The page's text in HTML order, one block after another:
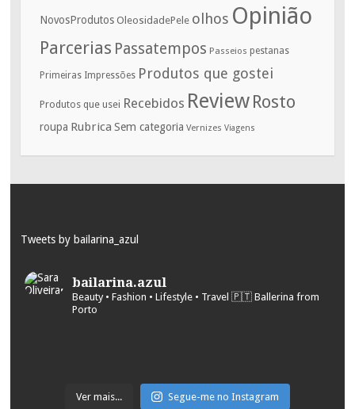
NovosProdutos OleosidadePele olhos Opinião
Parcerias Passatempos Passeios pestanas
Primeiras Impressões Produtos que gostei
Produtos que usei Recebidos Review Rosto
roupa Rubrica Sem categoria Vernizes Viagens
Tweets by bailarina_azul
bailarina.azul
Beauty • Fashion • Lifestyle • Travel 🇵🇹 Ballerina from
Porto
Ver mais... Segue-me no Instagram